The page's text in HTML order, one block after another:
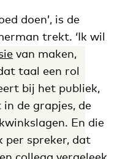
doen’, is de
trekt. ‘Ik wil
van maken,
taal een rol
bij het publiek,
de grapjes, de
En die
per spreker, dat